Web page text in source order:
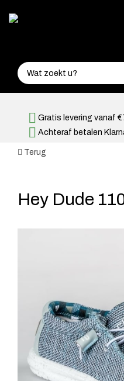
Gratis levering vanaf
Achteraf betalen
Terug
Hey Dude